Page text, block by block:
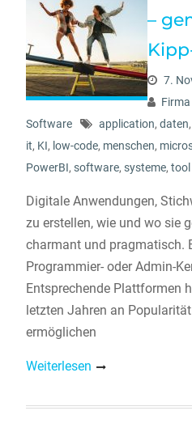
–
7.
Software
application, daten,
it, KI, low-code, menschen,
PowerBI, software, systeme, tool
Digitale Anwendungen,
zu erstellen, wie und wo sie
charmant und pragmatisch.
Programmier- oder Admin-
Entsprechende Plattformen
letzten Jahren an
ermöglichen
Weiterlesen